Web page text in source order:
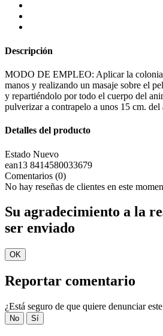
Descripción
MODO DE EMPLEO: Aplicar la colonia
manos y realizando un masaje sobre el
y repartiéndolo por todo el cuerpo del
pulverizar a contrapelo a unos 15 cm. del
Detalles del producto
Estado Nuevo
ean13 8414580033679
Comentarios (0)
No hay reseñas de clientes en este
Su agradecimiento a la
ser enviado
OK
Reportar comentario
¿Está seguro de que quiere denunciar
No Sí